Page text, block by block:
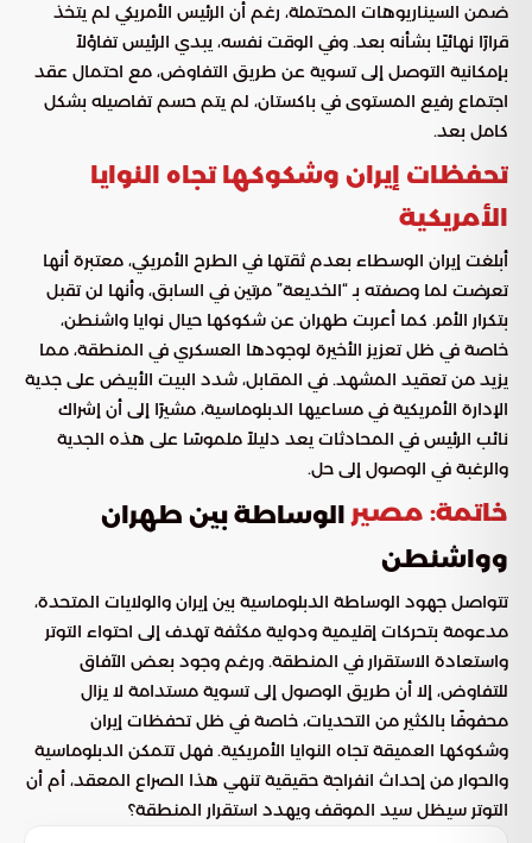
ضمن السيناريوهات المحتملة، رغم أن الرئيس الأمريكي لم يتخذ
قرارًا نهائيًا بشأنه بعد. وفي الوقت نفسه، يبدي الرئيس تفاؤلاً
بإمكانية التوصل إلى تسوية عن طريق التفاوض، مع احتمال عقد
اجتماع رفيع المستوى في باكستان، لم يتم حسم تفاصيله بشكل
كامل بعد.
تحفظات إيران وشكوكها تجاه النوايا
الأمريكية
أبلغت إيران الوسطاء بعدم ثقتها في الطرح الأمريكي، معتبرة أنها
تعرضت لما وصفته بـ “الخديعة” مرتين في السابق، وأنها لن تقبل
بتكرار الأمر. كما أعربت طهران عن شكوكها حيال نوايا واشنطن،
خاصة في ظل تعزيز الأخيرة لوجودها العسكري في المنطقة، مما
يزيد من تعقيد المشهد. في المقابل، شدد البيت الأبيض على جدية
الإدارة الأمريكية في مساعيها الدبلوماسية، مشيرًا إلى أن إشراك
نائب الرئيس في المحادثات يعد دليلاً ملموسًا على هذه الجدية
والرغبة في الوصول إلى حل.
خاتمة: مصير الوساطة بين طهران
وواشنطن
تتواصل جهود الوساطة الدبلوماسية بين إيران والولايات المتحدة،
مدعومة بتحركات إقليمية ودولية مكثفة تهدف إلى احتواء التوتر
واستعادة الاستقرار في المنطقة. ورغم وجود بعض الآفاق
للتفاوض، إلا أن طريق الوصول إلى تسوية مستدامة لا يزال
محفوفًا بالكثير من التحديات، خاصة في ظل تحفظات إيران
وشكوكها العميقة تجاه النوايا الأمريكية. فهل تتمكن الدبلوماسية
والحوار من إحداث انفراجة حقيقية تنهي هذا الصراع المعقد، أم أن
التوتر سيظل سيد الموقف ويهدد استقرار المنطقة؟